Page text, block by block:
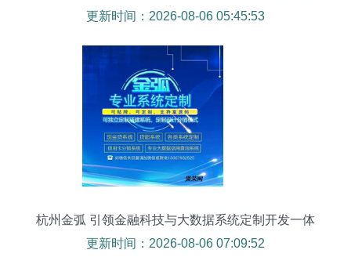
优势解析
更新时间：2026-08-06 05:45:53
杭州金弧 引领金融科技与大数据系统定制开发一体
化
更新时间：2026-08-06 07:09:52